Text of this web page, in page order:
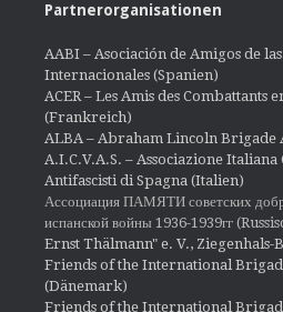
Partnerorganisationen
AABI – Asociación de Amigos de
Internacionales (Spanien)
ACER – Les Amis des Combattants
(Frankreich)
ALBA – Abraham Lincoln Brigade
A.I.C.V.A.S. – Associazione
Antifascisti di Spagna (Italien)
Ассоциация ПАМЯТИ советских
испанской войны 1936-1939гг
Ernst Thälmann" e. V., Ziegenhals-
Friends of the International
(Dänemark)
Friends of the International